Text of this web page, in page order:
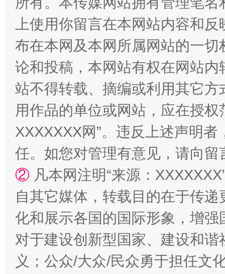
漫山遍野的桃花与雪山、麦地、白藏房 除
招工难、用工荒背后
上使用你留言在本网站内容和
布在本网及本网所属网站的一
论和投稿，本网站有权在网站
站不得转载、摘编或利用其它
用作品的单位或网站，应在授
XXXXXXX网”。违反上述声明
任。如您对管理有意见，请向
② 凡本网注明“来源：
自其它媒体，转载目的在于传
化和展示各国的国际形象，增
对于建设创新型国家、建设和
义；公众/大众/民众勇于担任文